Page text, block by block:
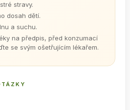
stravy.
dosah dětí.
a suchu.
na předpis, před konzumací
se svým ošetřujícím lékařem.